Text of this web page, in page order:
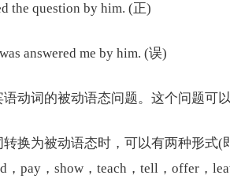
question by him. (正)
answered me by him. (误)
词的被动语态问题。这个问题可以
为被动语态时，可以有两种形式(
pay，show，teach，tell，offer，